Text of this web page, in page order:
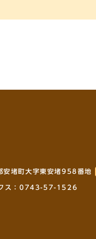
堵町大字東安堵958番地
クス：0743-57-1526